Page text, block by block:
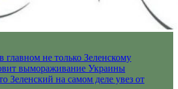
главном не только Зеленскому
вымораживание Украины
Зеленский на самом деле увез от